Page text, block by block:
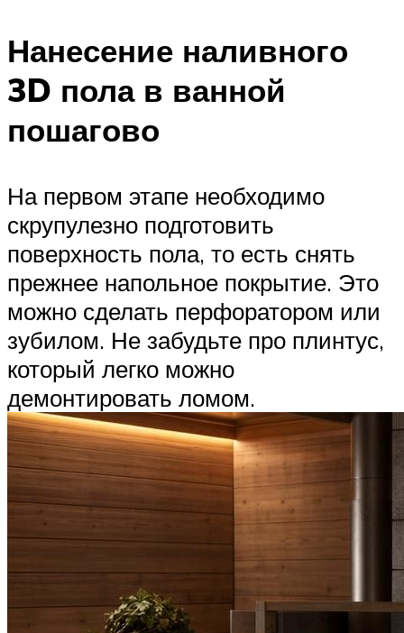
Нанесение наливного
3D пола в ванной
пошагово
На первом этапе необходимо
скрупулезно подготовить
поверхность пола, то есть снять
прежнее напольное покрытие. Это
можно сделать перфоратором или
зубилом. Не забудьте про плинтус,
который легко можно
демонтировать ломом.